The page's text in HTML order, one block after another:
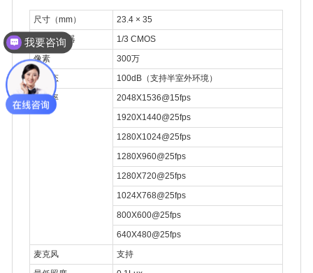
尺寸（mm）
23.4 × 35
图像传感器
1/3 CMOS
像素
300万
宽动态
100dB（支持半室外环境）
分辨率
2048X1536@15fps
1920X1440@25fps
1280X1024@25fps
1280X960@25fps
1280X720@25fps
1024X768@25fps
800X600@25fps
640X480@25fps
麦克风
支持
我要咨询